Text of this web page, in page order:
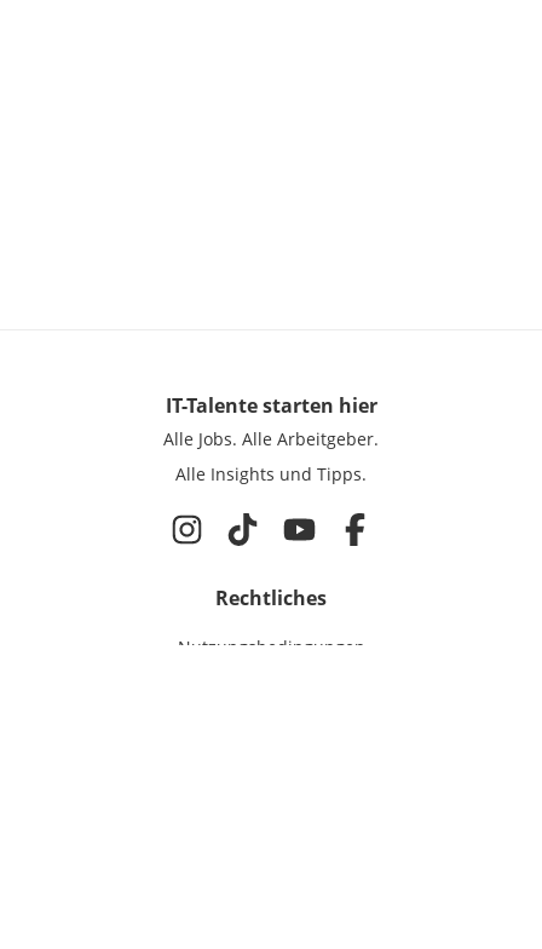
IT-Talentestarten hier
Alle Jobs. Alle Arbeitgeber.
Alle Insights und Tipps.
Rechtliches
Nutzungsbedingungen